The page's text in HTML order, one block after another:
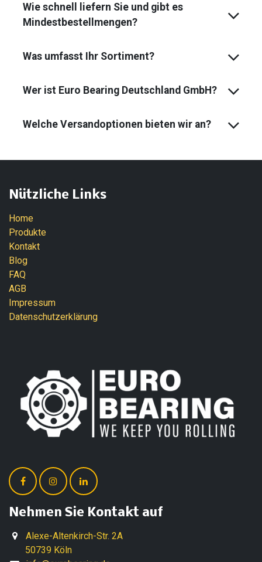
Wie schnell liefern Sie und gibt es
Mindest­bestell­mengen?
Was umfasst Ihr Sortiment?
Wer ist Euro Bearing Deutschland GmbH?
Welche Versandoptionen bieten wir an?
Nützliche Links
Home
Produkte
Kontakt
Blog
FAQ
AGB
Impressum
Datenschutzerklärung
Nehmen Sie Kontakt auf
Alexe-Altenkirch-Str. 2A
50739 Köln